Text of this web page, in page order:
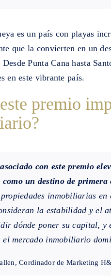
es un país con playas
que la convierten en un
Punta Cana hasta
en este vibrante país.
premio
con este premio
un destino de primera
inmobiliarias en
la estabilidad y el
dónde poner su capital, y
el mercado inmobiliario
Cordinador de Marketing